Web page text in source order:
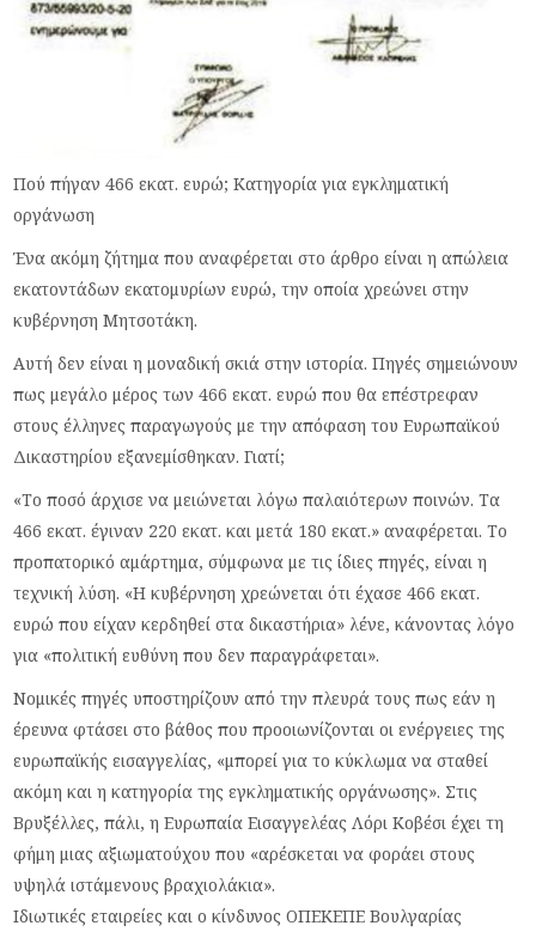
Πού πήγαν 466 εκατ. ευρώ; Κατηγορία για εγκληματική
οργάνωση
Ένα ακόμη ζήτημα που αναφέρεται στο άρθρο είναι η απώλεια
εκατοντάδων εκατομυρίων ευρώ, την οποία χρεώνει στην
κυβέρνηση Μητσοτάκη.
Αυτή δεν είναι η μοναδική σκιά στην ιστορία. Πηγές σημειώνουν
πως μεγάλο μέρος των 466 εκατ. ευρώ που θα επέστρεφαν
στους έλληνες παραγωγούς με την απόφαση του Ευρωπαϊκού
Δικαστηρίου εξανεμίσθηκαν. Γιατί;
«Το ποσό άρχισε να μειώνεται λόγω παλαιότερων ποινών. Τα
466 εκατ. έγιναν 220 εκατ. και μετά 180 εκατ.» αναφέρεται. Το
προπατορικό αμάρτημα, σύμφωνα με τις ίδιες πηγές, είναι η
τεχνική λύση. «Η κυβέρνηση χρεώνεται ότι έχασε 466 εκατ.
ευρώ που είχαν κερδηθεί στα δικαστήρια» λένε, κάνοντας λόγο
για «πολιτική ευθύνη που δεν παραγράφεται».
Νομικές πηγές υποστηρίζουν από την πλευρά τους πως εάν η
έρευνα φτάσει στο βάθος που προοιωνίζονται οι ενέργειες της
ευρωπαϊκής εισαγγελίας, «μπορεί για το κύκλωμα να σταθεί
ακόμη και η κατηγορία της εγκληματικής οργάνωσης». Στις
Βρυξέλλες, πάλι, η Ευρωπαία Εισαγγελέας Λόρι Κοβέσι έχει τη
φήμη μιας αξιωματούχου που «αρέσκεται να φοράει στους
υψηλά ιστάμενους βραχιολάκια».
Ιδιωτικές εταιρείες και ο κίνδυνος ΟΠΕΚΕΠΕ Βουλγαρίας